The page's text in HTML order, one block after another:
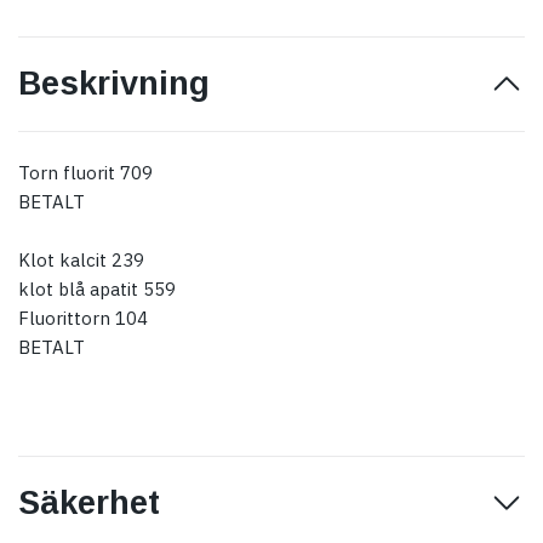
Beskrivning
Torn fluorit 709
BETALT
Klot kalcit 239
klot blå apatit 559
Fluorittorn 104
BETALT
Säkerhet